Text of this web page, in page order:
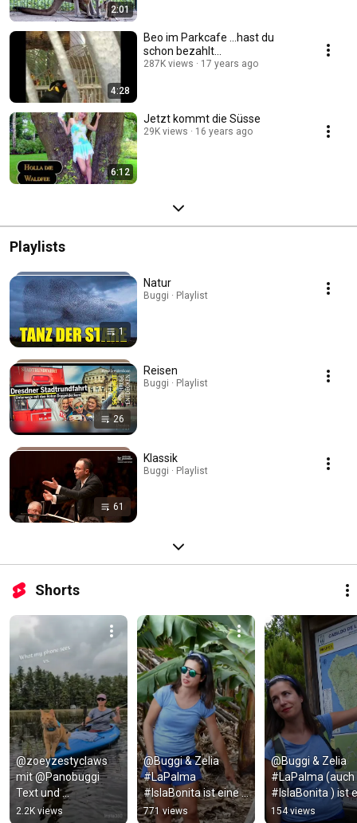
2:01
4:28
Beo im Parkcafe ...hast du
schon bezahlt...
287K views 17 years ago
6:12
Jetzt kommt die Süsse
29K views 16 years ago
Playlists
1
Natur
Buggi · Playlist
26
Reisen
Buggi · Playlist
61
Klassik
Buggi · Playlist
Shorts
@zoeyzestyclaws
mit @Panobuggi
Text und
@googlegemini
2.2K views
@Buggi & Zelia
#LaPalma
#IslaBonita ist eine
#KanarischeInsel im
771 views
@Buggi & Zelia
#LaPalma (auch
#IslaBonita ) ist
154 views